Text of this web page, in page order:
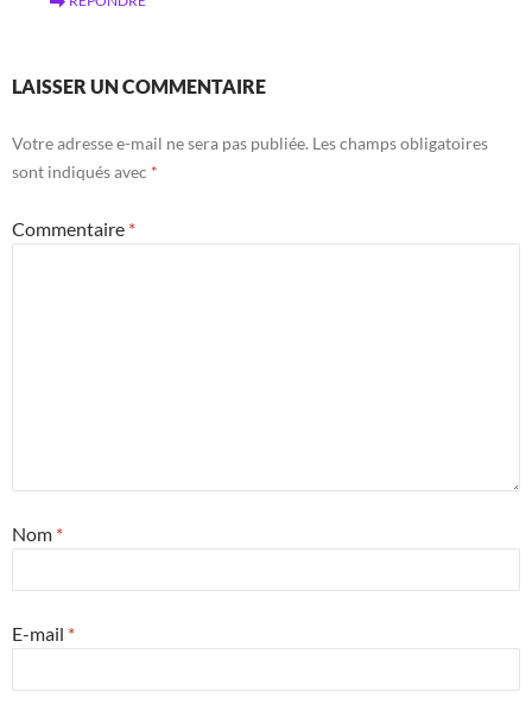
LAISSER UN COMMENTAIRE
Votre adresse e-mail ne sera pas publiée. Les champs obligatoires
sont indiqués avec *
Commentaire *
Nom *
E-mail *